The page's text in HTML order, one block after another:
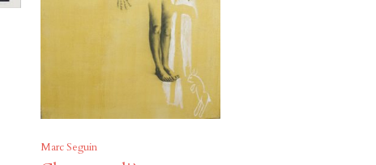
Marc Seguin